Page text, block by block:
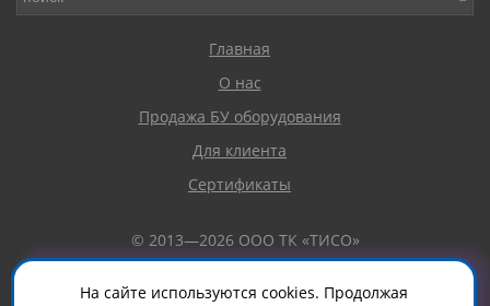
Главная
О нас
Продажа БУ оборудования
Для клиента
Сертификаты
© 2013—2026 ООО ТК «ТИСО»
Окрасочные аппараты и комплектующие Graco
Любая информация, размещенная на сайте, не является
На сайте используются cookies. Продолжая